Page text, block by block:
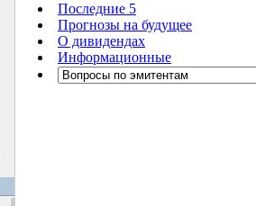
Последние 5
Прогнозы на будущее
О дивидендах
Информационные